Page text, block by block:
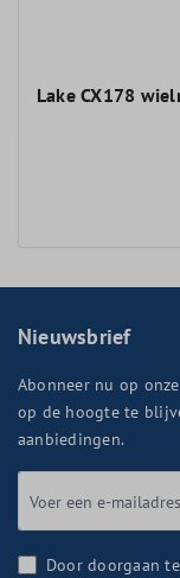
Lake CX178
Nieuwsbrief
Abonneer nu op
op de hoogte te
aanbiedingen.
Door doorgaan